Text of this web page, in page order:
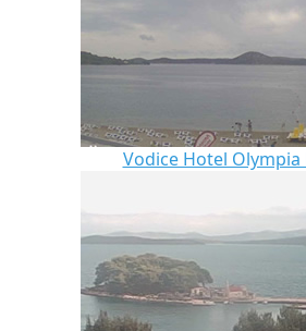
Vodice Hotel Olympia